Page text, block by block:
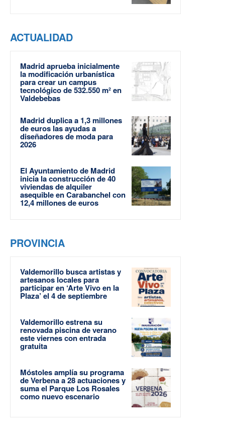
ACTUALIDAD
Madrid aprueba inicialmente
la modificación urbanística
para crear un campus
tecnológico de 532.550 m² en
Valdebebas
Madrid duplica a 1,3 millones
de euros las ayudas a
diseñadores de moda para
2026
El Ayuntamiento de Madrid
inicia la construcción de 40
viviendas de alquiler
asequible en Carabanchel con
12,4 millones de euros
PROVINCIA
Valdemorillo busca artistas y
artesanos locales para
participar en ‘Arte Vivo en la
Plaza’ el 4 de septiembre
Valdemorillo estrena su
renovada piscina de verano
este viernes con entrada
gratuita
Móstoles amplía su programa
de Verbena a 28 actuaciones y
suma el Parque Los Rosales
como nuevo escenario